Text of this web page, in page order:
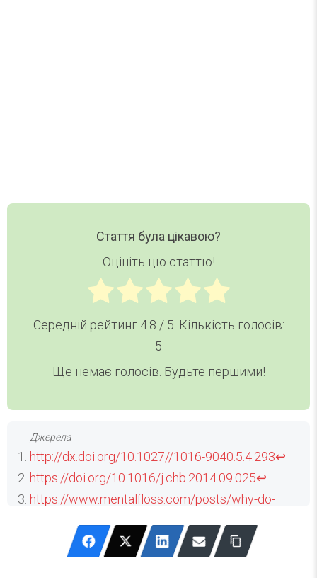
Стаття була цікавою?
Оцініть цю статтю!
Середній рейтинг 4.8 / 5. Кількість голосів:
5
Ще немає голосів. Будьте першими!
http://dx.doi.org/10.1027//1016-9040.5.4.293↩
https://doi.org/10.1016/j.chb.2014.09.025↩
https://www.mentalfloss.com/posts/why-do-